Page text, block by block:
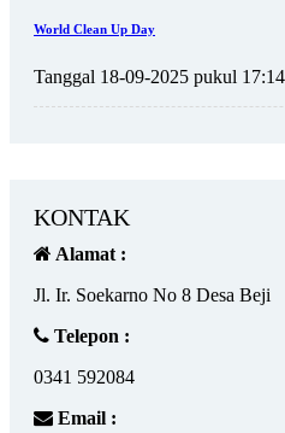
World Clean Up Day
Tanggal 18-09-2025 pukul 17:14
KONTAK
Alamat :
Jl. Ir. Soekarno No 8 Desa Beji
Telepon :
0341 592084
Email :